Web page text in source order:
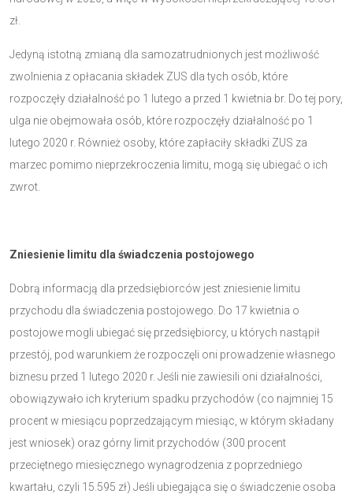
zł.
Jedyną istotną zmianą dla samozatrudnionych jest możliwość
zwolnienia z opłacania składek ZUS dla tych osób, które
rozpoczęły działalność po 1 lutego a przed 1 kwietnia br. Do tej pory,
ulga nie obejmowała osób, które rozpoczęły działalność po 1
lutego 2020 r. Również osoby, które zapłaciły składki ZUS za
marzec pomimo nieprzekroczenia limitu, mogą się ubiegać o ich
zwrot.
Zniesienie limitu dla świadczenia postojowego
Dobrą informacją dla przedsiębiorców jest zniesienie limitu
przychodu dla świadczenia postojowego. Do 17 kwietnia o
postojowe mogli ubiegać się przedsiębiorcy, u których nastąpił
przestój, pod warunkiem że rozpoczęli oni prowadzenie własnego
biznesu przed 1 lutego 2020 r. Jeśli nie zawiesili oni działalności,
obowiązywało ich kryterium spadku przychodów (co najmniej 15
procent w miesiącu poprzedzającym miesiąc, w którym składany
jest wniosek) oraz górny limit przychodów (300 procent
przeciętnego miesięcznego wynagrodzenia z poprzedniego
kwartału, czyli 15.595 zł) Jeśli ubiegająca się o świadczenie osoba